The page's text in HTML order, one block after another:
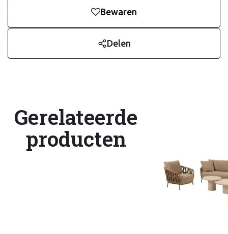
Bewaren
Delen
Gerelateerde
producten